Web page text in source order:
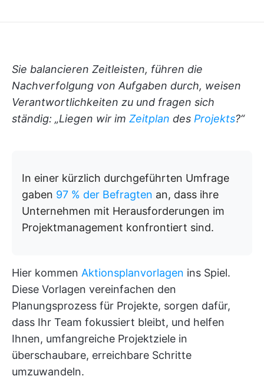
Sie balancieren Zeitleisten, führen die
Nachverfolgung von Aufgaben durch, weisen
Verantwortlichkeiten zu und fragen sich
ständig: „Liegen wir im Zeitplan des Projekts?“
In einer kürzlich durchgeführten Umfrage
gaben 97 % der Befragten an, dass ihre
Unternehmen mit Herausforderungen im
Projektmanagement konfrontiert sind.
Hier kommen Aktionsplanvorlagen ins Spiel.
Diese Vorlagen vereinfachen den
Planungsprozess für Projekte, sorgen dafür,
dass Ihr Team fokussiert bleibt, und helfen
Ihnen, umfangreiche Projektziele in
überschaubare, erreichbare Schritte
umzuwandeln.